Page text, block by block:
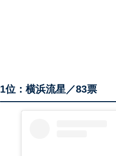
1位：横浜流星／83票